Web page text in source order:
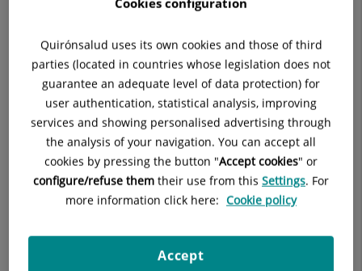
Descripción
Consulta lainformación completa de esta
especialidaden la web de Quirónsalud.
Quirónsalud uses its own cookies and those of third
parties (located in countries whose legislation does not
guarantee an adequate level of data protection) for
user authentication, statistical analysis, improving
services and showing personalised advertising through
the analysis of your navigation. You can accept all
cookies by pressing the button "Accept cookies" or
configure/refuse them their use from this Settings. For
more information click here: Cookie policy
Accept